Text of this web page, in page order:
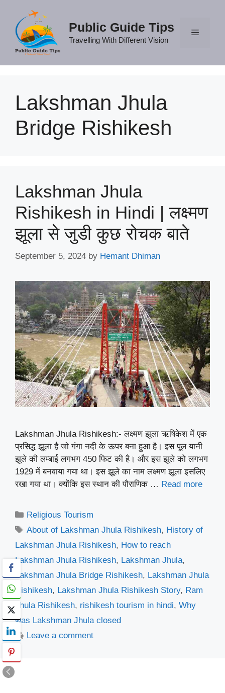
content
Public Guide Tips
Travelling With Different Vision
Lakshman Jhula
Bridge Rishikesh
Lakshman Jhula
Rishikesh in Hindi | लक्ष्मण
झूला से जुडी कुछ रोचक बाते
September 5, 2024 by Hemant Dhiman
Lakshman Jhula Rishikesh:- लक्ष्मण झूला ऋषिकेश में एक
प्रसिद्ध झूला है जो गंगा नदी के ऊपर बना हुआ है। इस पूल यानी
झूले की लम्बाई लगभग 450 फिट की है। और इस झूले को लगभग
1929 में बनवाया गया था। इस झूले का नाम लक्ष्मण झूला इसलिए
रखा गया था। क्योंकि इस स्थान की पौराणिक … Read more
Categories
Religious Tourism
Tags
About of Lakshman Jhula Rishikesh, History of
Lakshman Jhula Rishikesh, How to reach
Lakshman Jhula Rishikesh, Lakshman Jhula,
Lakshman Jhula Bridge Rishikesh, Lakshman Jhula
Rishikesh, Lakshman Jhula Rishikesh Story, Ram
Jhula Rishikesh, rishikesh tourism in hindi, Why
was Lakshman Jhula closed
Leave a comment